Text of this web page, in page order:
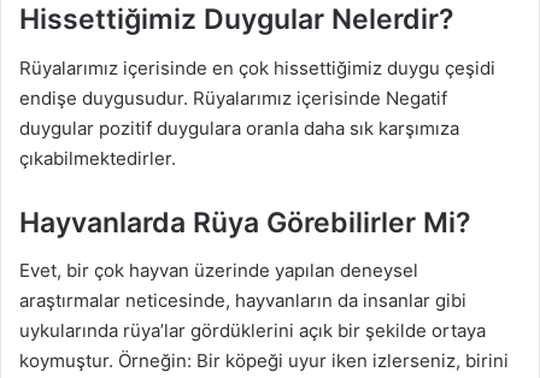
Hissettiğimiz Duygular Nelerdir?
Rüyalarımız içerisinde en çok hissettiğimiz duygu çeşidi
endişe duygusudur. Rüyalarımız içerisinde Negatif
duygular pozitif duygulara oranla daha sık karşımıza
çıkabilmektedirler.
Hayvanlarda Rüya Görebilirler Mi?
Evet, bir çok hayvan üzerinde yapılan deneysel
araştırmalar neticesinde, hayvanların da insanlar gibi
uykularında rüya’lar gördüklerini açık bir şekilde ortaya
koymuştur. Örneğin: Bir köpeği uyur iken izlerseniz, birini